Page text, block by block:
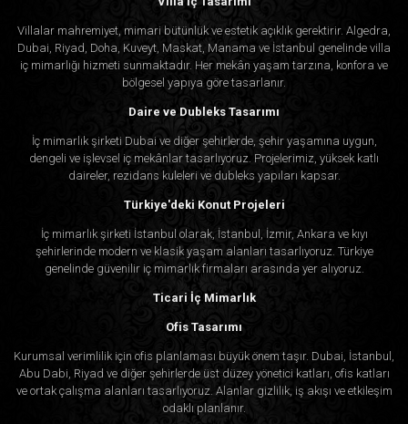
Villalar mahremiyet, mimari bütünlük ve estetik açıklık gerektirir. Algedra,
Dubai, Riyad, Doha, Kuveyt, Maskat, Manama ve İstanbul genelinde villa
iç mimarlığı hizmeti sunmaktadır. Her mekân yaşam tarzına, konfora ve
bölgesel yapıya göre tasarlanır.
Daire ve Dubleks Tasarımı
İç mimarlık şirketi Dubai ve diğer şehirlerde, şehir yaşamına uygun,
dengeli ve işlevsel iç mekânlar tasarlıyoruz. Projelerimiz, yüksek katlı
daireler, rezidans kuleleri ve dubleks yapıları kapsar.
Türkiye'deki Konut Projeleri
İç mimarlık şirketi İstanbul olarak, İstanbul, İzmir, Ankara ve kıyı
şehirlerinde modern ve klasik yaşam alanları tasarlıyoruz. Türkiye
genelinde güvenilir iç mimarlık firmaları arasında yer alıyoruz.
Ticari İç Mimarlık
Ofis Tasarımı
Kurumsal verimlilik için ofis planlaması büyük önem taşır. Dubai, İstanbul,
Abu Dabi, Riyad ve diğer şehirlerde üst düzey yönetici katları, ofis katları
ve ortak çalışma alanları tasarlıyoruz. Alanlar gizlilik, iş akışı ve etkileşim
odaklı planlanır.